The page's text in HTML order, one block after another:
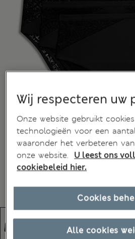
Wij respecteren uw
Onze website gebruikt
technologieën voor een
waaronder het verbeteren
onze website.
U leest ons
cookiebeleid hier.
Alle cookies
Cookies